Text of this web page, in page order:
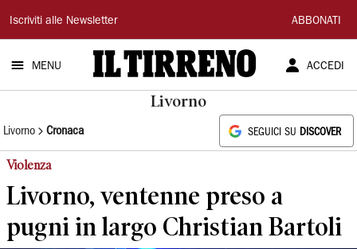
Il
Tirreno
Iscriviti alle Newsletter ABBONATI
MENU ACCEDI
Livorno
Livorno Cronaca SEGUICI SU DISCOVER
Violenza
Livorno, ventenne preso a
pugni in largo Christian Bartoli